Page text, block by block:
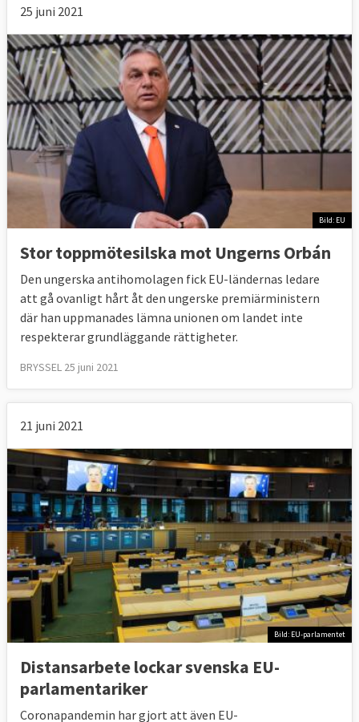
25 juni 2021
Bild: EU
Stor toppmötesilska mot Ungerns Orbán
Den ungerska antihomolagen fick EU-ländernas ledare
att gå ovanligt hårt åt den ungerske premiärministern
där han uppmanades lämna unionen om landet inte
respekterar grundläggande rättigheter.
BRYSSEL 25 juni 2021
21 juni 2021
Bild: EU-parlamentet
Distansarbete lockar svenska EU-
parlamentariker
Coronapandemin har gjort att även EU-